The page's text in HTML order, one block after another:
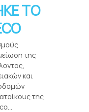
ΤΟ
της
και
της